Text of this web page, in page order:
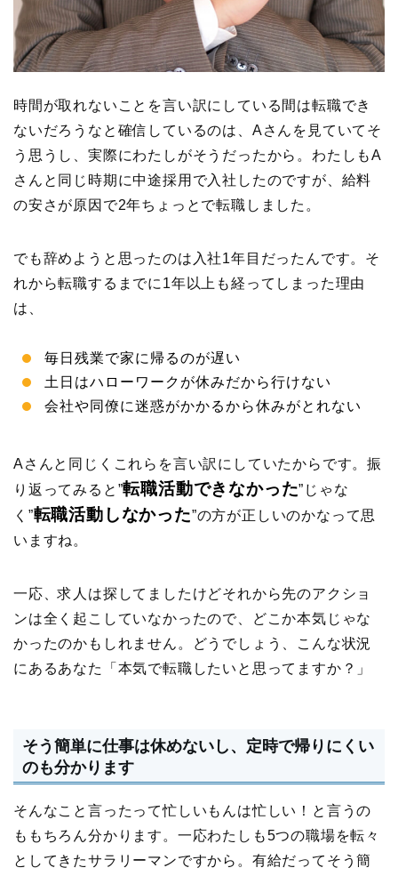
時間が取れないことを言い訳にしている間は転職でき
ないだろうなと確信しているのは、Aさんを見ていてそ
う思うし、実際にわたしがそうだったから。わたしもA
さんと同じ時期に中途採用で入社したのですが、給料
の安さが原因で2年ちょっとで転職しました。
でも辞めようと思ったのは入社1年目だったんです。そ
れから転職するまでに1年以上も経ってしまった理由
は、
毎日残業で家に帰るのが遅い
土日はハローワークが休みだから行けない
会社や同僚に迷惑がかかるから休みがとれない
Aさんと同じくこれらを言い訳にしていたからです。振
り返ってみると”転職活動できなかった”じゃな
く”転職活動しなかった”の方が正しいのかなって思
いますね。
一応、求人は探してましたけどそれから先のアクショ
ンは全く起こしていなかったので、どこか本気じゃな
かったのかもしれません。どうでしょう、こんな状況
にあるあなた「本気で転職したいと思ってますか？」
そう簡単に仕事は休めないし、定時で帰りにくい
のも分かります
そんなこと言ったって忙しいもんは忙しい！と言うの
ももちろん分かります。一応わたしも5つの職場を転々
としてきたサラリーマンですから。有給だってそう簡